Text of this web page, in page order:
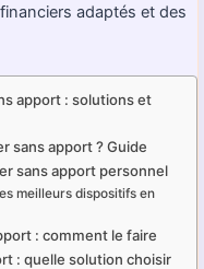
adaptés et des
apport : solutions et
sans apport ? Guide
sans apport personnel
meilleurs dispositifs en
: comment le faire
: quelle solution choisir